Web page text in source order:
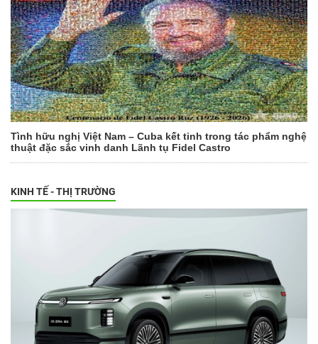
Tình hữu nghị Việt Nam – Cuba kết tinh trong tác phẩm nghệ
thuật đặc sắc vinh danh Lãnh tụ Fidel Castro
KINH TẾ - THỊ TRƯỜNG